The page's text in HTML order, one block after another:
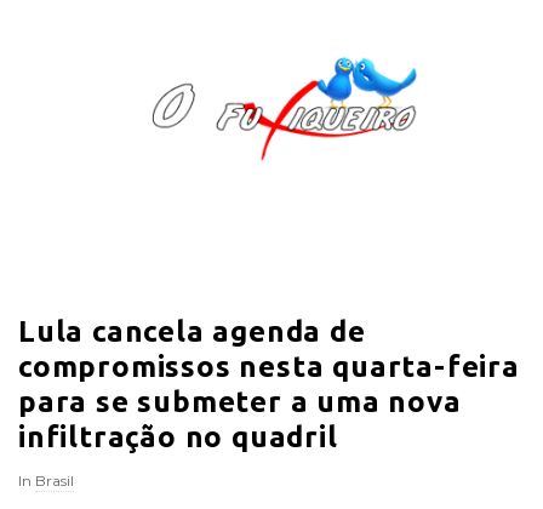
F
q
u
e
Lula cancela agenda de
compromissos nesta quarta-feira
para se submeter a uma nova
infiltração no quadril
In Brasil